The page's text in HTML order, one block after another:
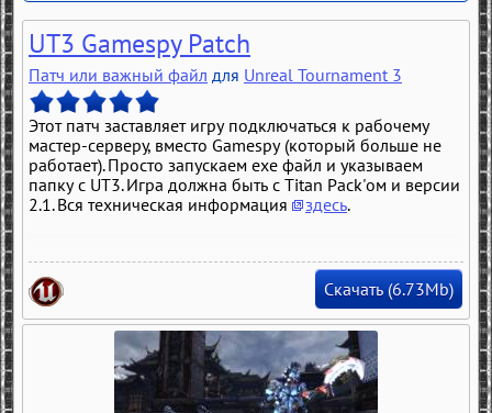
UT3 Gamespy Patch
Патч или важный файл для Unreal Tournament 3
Этот патч заставляет игру подключаться к рабочему
мастер-серверу, вместо Gamespy (который больше не
работает). Просто запускаем exe файл и указываем
папку с UT3. Игра должна быть с Titan Pack'ом и версии
2.1. Вся техническая информация
здесь.
Скачать (6.73Mb)